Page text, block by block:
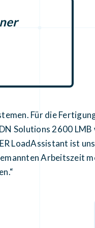
Für die
Solutions 2600
LoadAssistant ist
Arbeitszeit